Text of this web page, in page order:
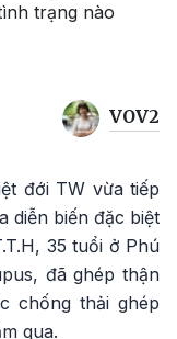
trạng nào
VOV2
đới TW vừa tiếp
diễn biến đặc biệt
35 tuổi ở Phú
đã ghép thận
chống thải ghép
qua.